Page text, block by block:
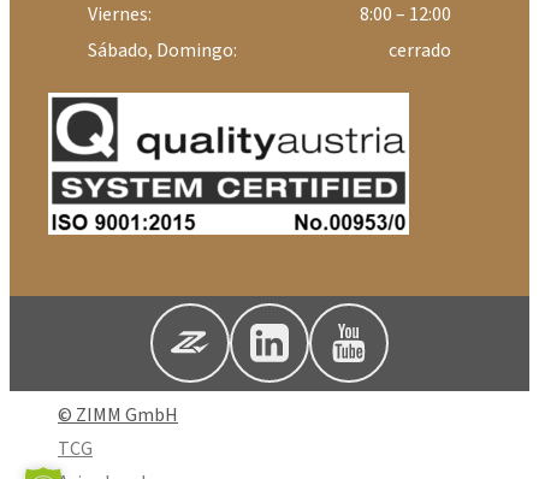
Viernes:
8:00 – 12:00
Sábado, Domingo:
cerrado
© ZIMM GmbH
TCG